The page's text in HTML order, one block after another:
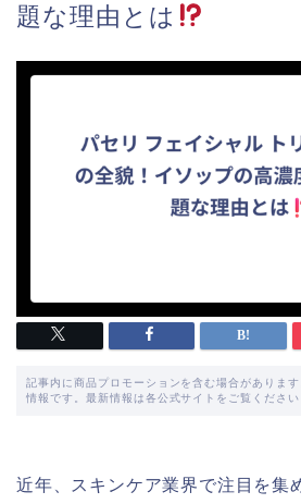
題な理由とは
記事内に商品プロモーションを含む場合がありま
情報です。最新情報は各公式サイトをご覧ください
近年、スキンケア業界で注目を集